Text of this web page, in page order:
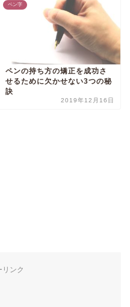
ペン字
ペンの持ち方の矯正を成功さ
せるために欠かせない3つの秘
訣
2019年12月16日
リンク